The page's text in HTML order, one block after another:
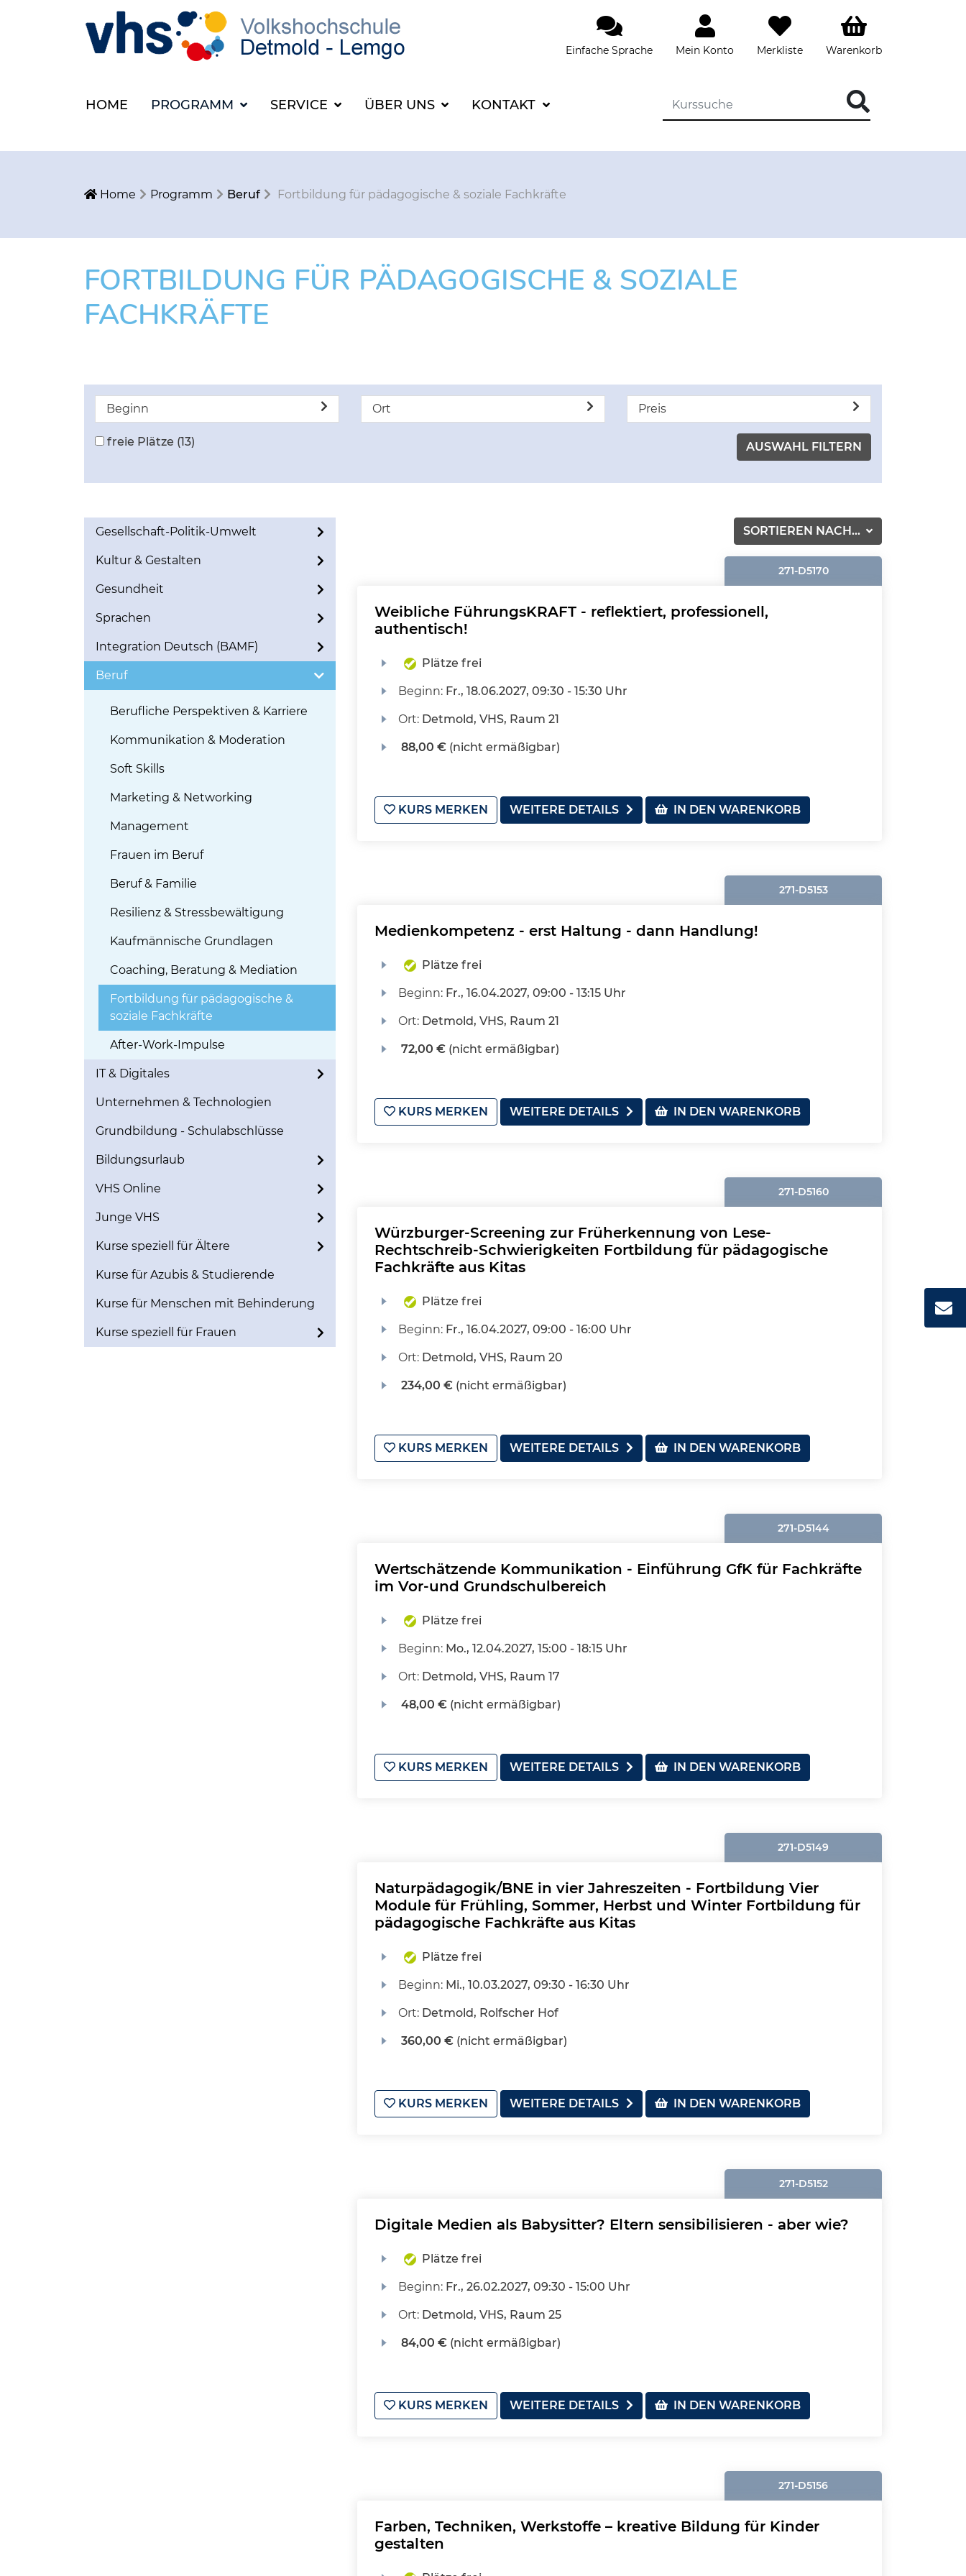
Einfache Sprache Mein Konto Merkliste Warenkorb
HOME PROGRAMM SERVICE ÜBER UNS KONTAKT
Home Programm Beruf Fortbildung für pädagogische & soziale Fachkräfte
FORTBILDUNG FÜR PÄDAGOGISCHE & SOZIALE
FACHKRÄFTE
Beginn Ort Preis
freie Plätze (13)
Gesellschaft-Politik-Umwelt
Kultur & Gestalten
Gesundheit
Sprachen
Integration Deutsch (BAMF)
Beruf
Berufliche Perspektiven & Karriere
Kommunikation & Moderation
Soft Skills
Marketing & Networking
Management
Frauen im Beruf
Beruf & Familie
Resilienz & Stressbewältigung
Kaufmännische Grundlagen
Coaching, Beratung & Mediation
Fortbildung für pädagogische &
soziale Fachkräfte
After-Work-Impulse
IT & Digitales
Unternehmen & Technologien
Grundbildung - Schulabschlüsse
Bildungsurlaub
VHS Online
Junge VHS
Kurse speziell für Ältere
Kurse für Azubis & Studierende
Kurse für Menschen mit Behinderung
Kurse speziell für Frauen
SORTIEREN NACH...
271-D5170
Weibliche FührungsKRAFT - reflektiert, professionell,
authentisch!
Plätze frei
Beginn: Fr., 18.06.2027, 09:30 - 15:30 Uhr
Ort: Detmold, VHS, Raum 21
88,00 €(nicht ermäßigbar)
KURS MERKEN WEITERE DETAILS IN DEN WARENKORB
271-D5153
Medienkompetenz - erst Haltung - dann Handlung!
Plätze frei
Beginn: Fr., 16.04.2027, 09:00 - 13:15 Uhr
Ort: Detmold, VHS, Raum 21
72,00 €(nicht ermäßigbar)
KURS MERKEN WEITERE DETAILS IN DEN WARENKORB
271-D5160
Würzburger-Screening zur Früherkennung von Lese-
Rechtschreib-Schwierigkeiten Fortbildung für pädagogische
Fachkräfte aus Kitas
Plätze frei
Beginn: Fr., 16.04.2027, 09:00 - 16:00 Uhr
Ort: Detmold, VHS, Raum 20
234,00 €(nicht ermäßigbar)
KURS MERKEN WEITERE DETAILS IN DEN WARENKORB
271-D5144
Wertschätzende Kommunikation - Einführung GfK für Fachkräfte
im Vor-und Grundschulbereich
Plätze frei
Beginn: Mo., 12.04.2027, 15:00 - 18:15 Uhr
Ort: Detmold, VHS, Raum 17
48,00 €(nicht ermäßigbar)
KURS MERKEN WEITERE DETAILS IN DEN WARENKORB
271-D5149
Naturpädagogik/BNE in vier Jahreszeiten - Fortbildung Vier
Module für Frühling, Sommer, Herbst und Winter Fortbildung für
pädagogische Fachkräfte aus Kitas
Plätze frei
Beginn: Mi., 10.03.2027, 09:30 - 16:30 Uhr
Ort: Detmold, Rolfscher Hof
360,00 €(nicht ermäßigbar)
KURS MERKEN WEITERE DETAILS IN DEN WARENKORB
271-D5152
Digitale Medien als Babysitter? Eltern sensibilisieren - aber wie?
Plätze frei
Beginn: Fr., 26.02.2027, 09:30 - 15:00 Uhr
Ort: Detmold, VHS, Raum 25
84,00 €(nicht ermäßigbar)
KURS MERKEN WEITERE DETAILS IN DEN WARENKORB
271-D5156
Farben, Techniken, Werkstoffe – kreative Bildung für Kinder
gestalten